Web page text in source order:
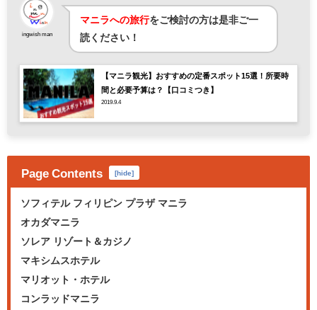
ingwish man
マニラへの旅行をご検討の方は是非ご一
読ください！
【マニラ観光】おすすめの定番スポット15選！所要時
間と必要予算は？【口コミつき】
2019.9.4
Page Contents [hide]
ソフィテル フィリピン プラザ マニラ
オカダマニラ
ソレア リゾート＆カジノ
マキシムスホテル
マリオット・ホテル
コンラッドマニラ